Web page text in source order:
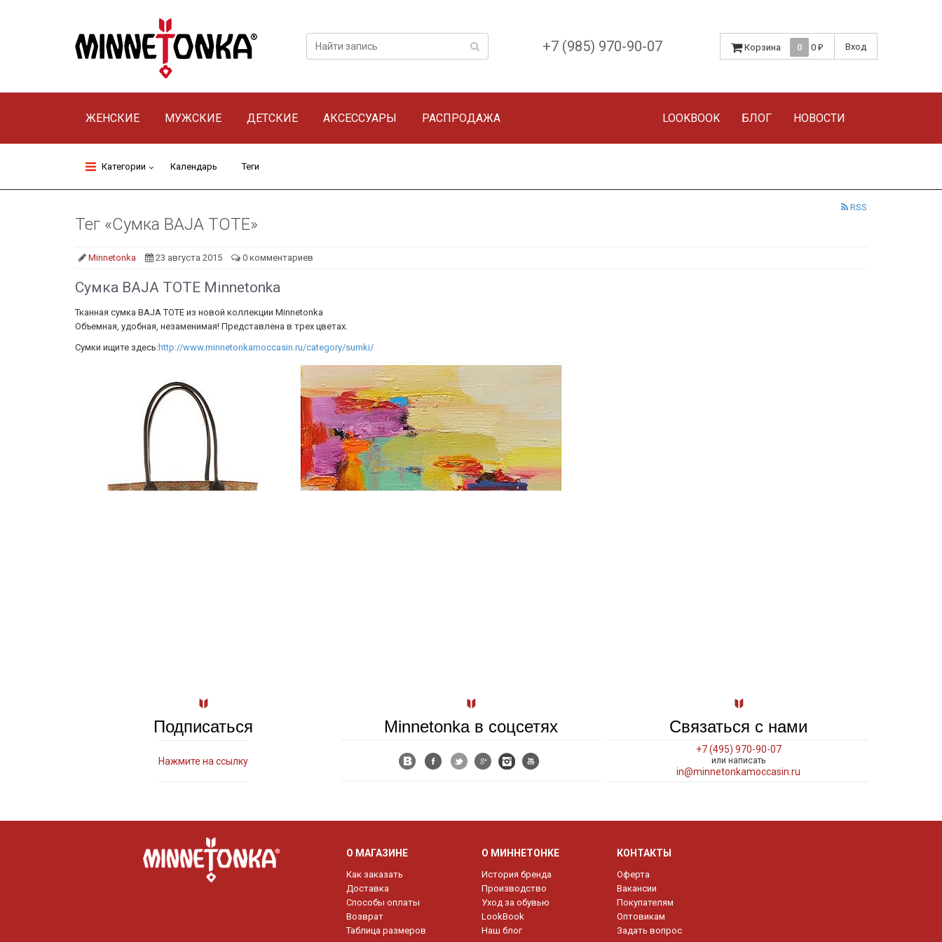
+7 (985) 970-90-07 Корзина 0 0 ₽ Вход
ЖЕНСКИЕ МУЖСКИЕ ДЕТСКИЕ АКСЕССУАРЫ РАСПРОДАЖА LOOKBOOK БЛОГ НОВОСТИ
Категории Календарь Теги
RSS
Тег «Сумка BAJA TOTE»
Minnetonka 23 августа 2015 0 комментариев
Сумка BAJA TOTE Minnetonka
Тканная сумка BAJA TOTE из новой коллекции Minnetonka
Объемная, удобная, незаменимая! Представлена в трех цветах.
Сумки ищите здесь:http://www.minnetonkamoccasin.ru/category/sumki/
Подписаться
Нажмите на ссылку
Minnetonka в соцсетях Связаться с нами
+7 (495) 970-90-07
или написать
in@minnetonkamoccasin.ru
О МАГАЗИНЕ
Как заказать
Доставка
Способы оплаты
Возврат
Таблица размеров
О МИННЕТОНКЕ
История бренда
Производство
Уход за обувью
LookBook
Наш блог
КОНТАКТЫ
Оферта
Вакансии
Покупателям
Оптовикам
Задать вопрос